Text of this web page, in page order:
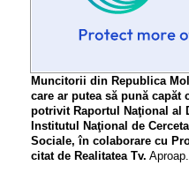
Muncitorii din Republica
care ar putea să pună
potrivit Raportul Naţional al
Institutul Naţional de
Sociale, în colaborare cu
citat de Realitatea Tv.